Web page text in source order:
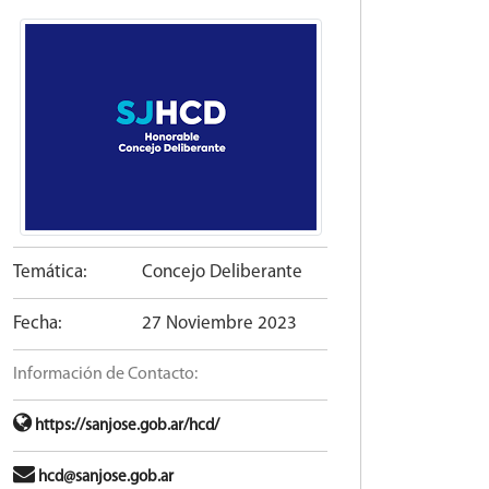
Temática: Concejo Deliberante
Fecha: 27 Noviembre 2023
Información de Contacto:
https://sanjose.gob.ar/hcd/
hcd@sanjose.gob.ar